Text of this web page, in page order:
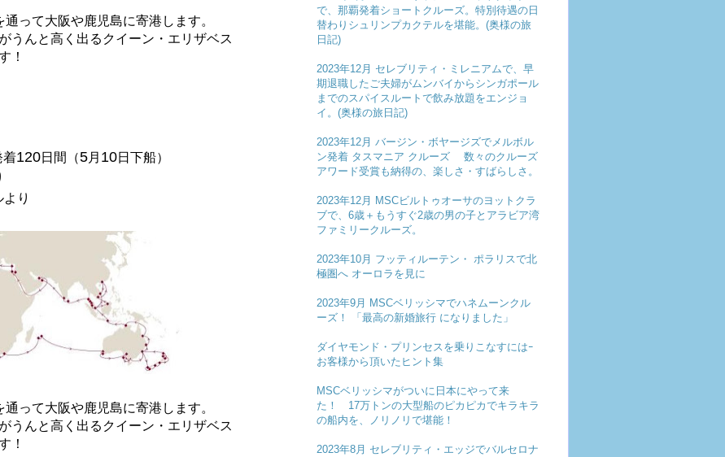
って大阪や鹿児島に寄港します。
うんと高く出るクイーン・エリザベス
！
着120日間（5月 10日下船）
より
って大阪や鹿児島に寄港します。
うんと高く出るクイーン・エリザベス
！
で、那覇発着ショートクルーズ。特別待遇の日
替わりシュリンプカクテルを堪能。(奥様の旅
日記)
2023年12月 セレブリティ・ミレニアムで、早
期退職したご夫婦がムンバイからシンガポール
までのスパイスルートで飲み放題をエンジョ
イ。(奥様の旅日記)
2023年12月 バージン・ボヤージズでメルボル
ン発着 タスマニア クルーズ 数々のクルーズ
アワード受賞も納得の、楽しさ・すばらしさ。
2023年12月 MSCビルトゥオーサのヨットクラ
ブで、6歳＋もうすぐ2歳の男の子とアラビア湾
ファミリークルーズ。
2023年10月 フッティルーテン・ ポラリスで北
極圏へ オーロラを見に
2023年9月 MSCベリッシマでハネムーンクル
ーズ！ 「最高の新婚旅行 になりました」
ダイヤモンド・プリンセスを乗りこなすにはｰ
お客様から頂いたヒント集
MSCベリッシマがついに日本にやって来
た！ 17万トンの大型船のピカピカでキラキラ
の船内を、ノリノリで堪能！
2023年8月 セレブリティ・エッジでバルセロナ